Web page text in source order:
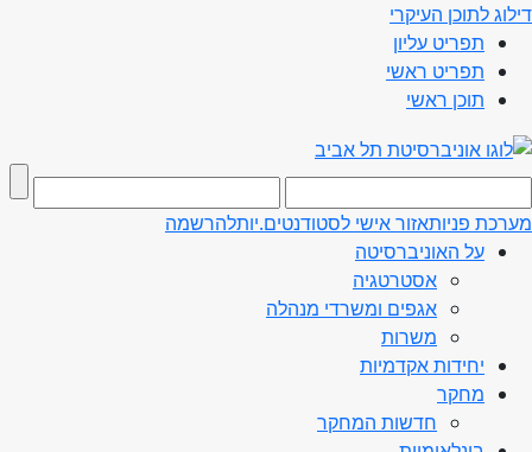
דילוג לתוכן העיקרי
תפריט עליון
תפריט ראשי
תוכן ראשי
מערכת פניותאזור אישי לסטודנטים.יותלהרשמה
על האוניברסיטה
אסטרטגיה
אגפים ומשרדי מנהלה
משרות
יחידות אקדמיות
מחקר
חדשות המחקר